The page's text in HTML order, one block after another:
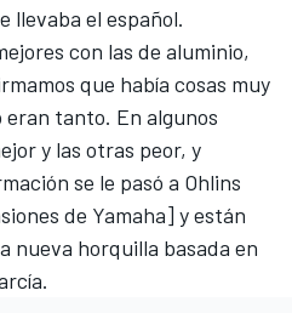
llevaba el español.
con las de aluminio,
que había cosas muy
tanto. En algunos
y las otras peor, y
se le pasó a Ohlins
de Yamaha] y están
nueva horquilla basada en